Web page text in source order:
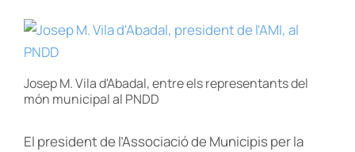
Josep M. Vila d'Abadal, entre els representants del
món municipal al PNDD
El president de l’Associació de Municipis per la